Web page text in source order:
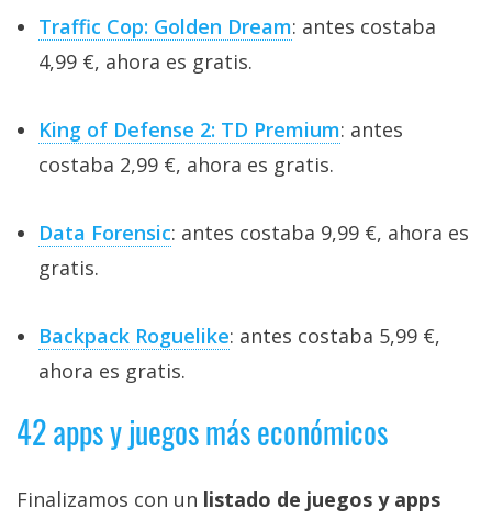
Traffic Cop: Golden Dream: antes costaba
4,99 €, ahora es gratis.
King of Defense 2: TD Premium: antes
costaba 2,99 €, ahora es gratis.
Data Forensic: antes costaba 9,99 €, ahora es
gratis.
Backpack Roguelike: antes costaba 5,99 €,
ahora es gratis.
42 apps y juegos más económicos
Finalizamos con un listado de juegos y apps